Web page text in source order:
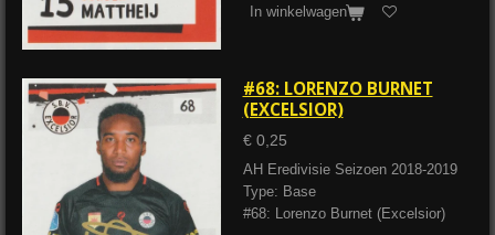
In winkelwagen
#68: LORENZO BURNET
(EXCELSIOR)
€ 0,25
AH Eredivisie Seizoen 2018-2019
Type: Base
#68: Lorenzo Burnet (Excelsior)